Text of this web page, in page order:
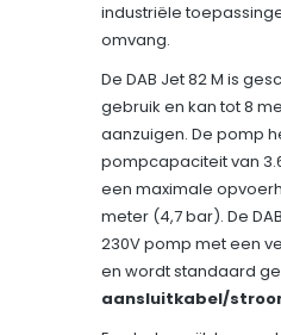
industriële
omvang.
De DAB Jet 82 M is
gebruik en kan tot 8
aanzuigen. De pomp
pompcapaciteit van
een maximale
meter (4,7 bar). De
230V pomp met een
en wordt standaard
aansluitkabel/